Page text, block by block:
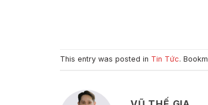
This entry was posted in Tin Tức.